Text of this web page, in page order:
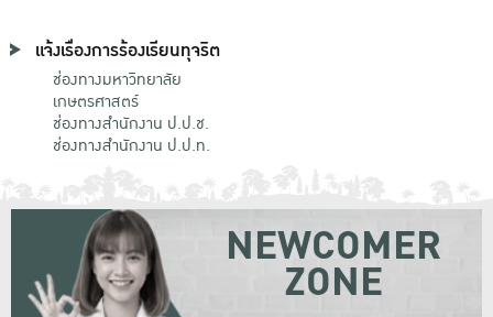
แจ้งเรื่องการร้องเรียนทุจริต
ช่องทางมหาวิทยาลัย
เกษตรศาสตร์
ช่องทางสำนักงาน ป.ป.ช.
ช่องทางสำนักงาน ป.ป.ท.
NEWCOMER
ZONE